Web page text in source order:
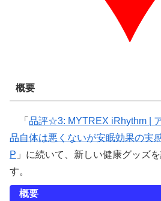
概要
「 品評☆3: MYTREX iRhythm |
品自体は悪くないが安眠効果の実
P 」に続いて、新しい健康グッズ
す。
概要